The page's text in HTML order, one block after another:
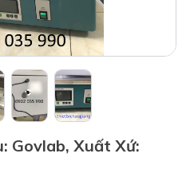
Govlab, Xuất Xứ: